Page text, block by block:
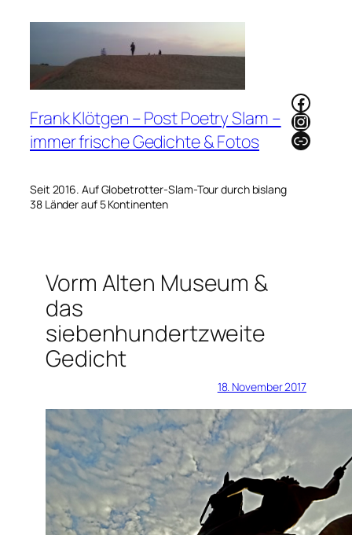
Frank Klötgen – Post Poetry Slam –
immer frische Gedichte & Fotos
Seit 2016. Auf Globetrotter-Slam-Tour durch bislang
38 Länder auf 5 Kontinenten
Link
Vorm Alten Museum &
das
siebenhundertzweite
Gedicht
18. November 2017